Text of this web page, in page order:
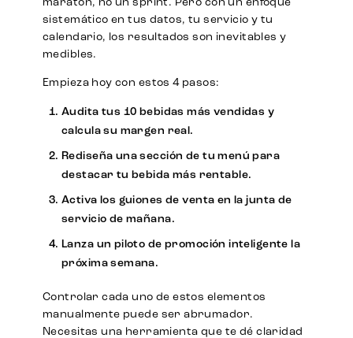
maratón, no un sprint. Pero con un enfoque
sistemático en tus datos, tu servicio y tu
calendario, los resultados son inevitables y
medibles.
Empieza hoy con estos 4 pasos:
Audita tus 10 bebidas más vendidas y
calcula su margen real.
Rediseña una sección de tu menú para
destacar tu bebida más rentable.
Activa los guiones de venta en la junta de
servicio de mañana.
Lanza un piloto de promoción inteligente la
próxima semana.
Controlar cada uno de estos elementos
manualmente puede ser abrumador.
Necesitas una herramienta que te dé claridad